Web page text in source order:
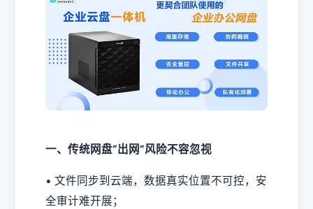
一、传统网盘“出网”风险不容忽视
• 文件同步到云端，数据真实位置不可控，安
全审计难开展；